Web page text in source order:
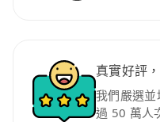
真實好評
我們嚴選
過 50 萬人